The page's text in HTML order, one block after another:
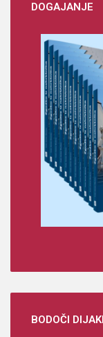
DOGAJANJE
BODOČI DIJAKI